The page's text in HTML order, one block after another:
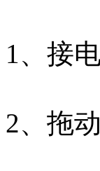
1、接
2、拖